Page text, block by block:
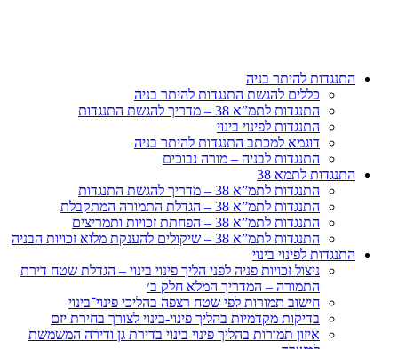
התנגדות להיתר בניה
כללים להגשת התנגדות להיתר בניה
התנגדות לתמ”א 38 – מדריך להגשת התנגדות
התנגדות לפינוי בינוי
דוגמא למכתב התנגדות להיתר בניה
התנגדות לבניה – מורה נבוכים
התנגדות לתמא 38
התנגדות לתמ”א 38 – מדריך להגשת התנגדות
התנגדות לתמ”א 38 – הגדלת התמורה המתקבלת
התנגדות לתמ”א 38 – הפחתת זכויות ותמריצים
התנגדות לתמ”א 38 – שיקולים להענקת מלוא זכויות הבניה
התנגדות לפינוי בינוי
ניצול זכויות פניה לפני הליך פינוי בינוי – הגדלת שטח דירת
התמורה – המדריך המלא חלק ב׳
חישוב תמורות לפי שטח רצפה בהליכי פינוי־בינוי
בדיקות מקדמיות בהליך פינוי-בינוי לצורך בחירת יזם
איזון תמורות בהליך פינוי בינוי בדירת גן ודירה המשמשת